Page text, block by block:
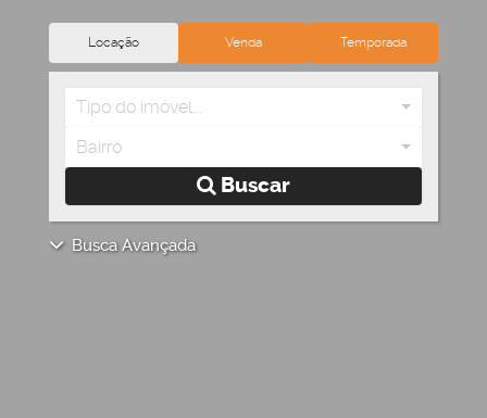
Locação Venda Temporada
Tipo do imóvel...
Bairro
Buscar
Busca Avançada